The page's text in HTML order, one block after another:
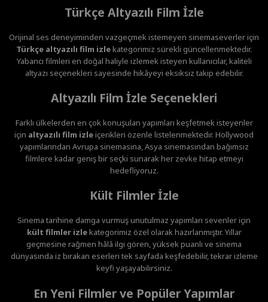
Türkçe Altyazılı Film İzle
Orijinal ses deneyiminden vazgeçmek istemeyen sinemaseverler için
Türkçe altyazılı film izlekategorimiz sürekli güncellenmektedir.
Yabancı filmleri en doğal haliyle izlemek isteyen kullanıcılar, kaliteli
altyazı seçenekleri sayesinde hikâyeyi eksiksiz takip edebilir.
Altyazılı Film İzle Seçenekleri
Farklı ülkelerden en çok konuşulan yapımları keşfetmek isteyenler
için altyazılı film izleiçerikleri özenle listelenmektedir. Hollywood
yapımlarından Avrupa sinemasına, Asya sinemasından bağımsız
filmlere kadar geniş bir seçki sunarak her zevke hitap etmeyi
hedefliyoruz.
Kült Filmler İzle
Sinema tarihine damga vurmuş unutulmaz yapımları sevenler için
kült filmler izlekategorimiz özel olarak hazırlanmıştır. Yıllar
geçmesine rağmen hâlâ ilgi gören, yüksek puanlı ve sinema
dünyasında iz bırakan eserleri tek sayfada keşfedebilir, tekrar izleme
keyfi yaşayabilirsiniz.
En Yeni Filmler ve Popüler Yapımlar